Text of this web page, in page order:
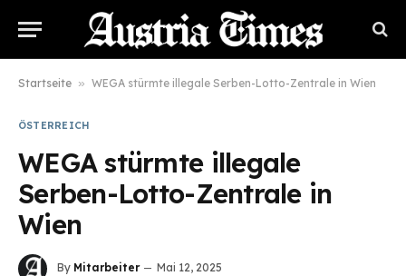
Startseite » WEGA stürmte illegale Serben-Lotto-Zentrale in Wien
ÖSTERREICH
WEGA stürmte illegale
Serben-Lotto-Zentrale in
Wien
By Mitarbeiter Mai 12, 2025